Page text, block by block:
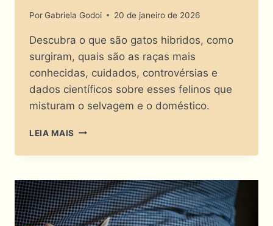
PorGabriela Godoi 20 de janeiro de 2026
Descubra o que são gatos hibridos, como
surgiram, quais são as raças mais
conhecidas, cuidados, controvérsias e
dados científicos sobre esses felinos que
misturam o selvagem e o doméstico.
LEIA MAIS GATOS
FELINOS
LABORATÓRIO
OU
OBRAS-
PRIMAS